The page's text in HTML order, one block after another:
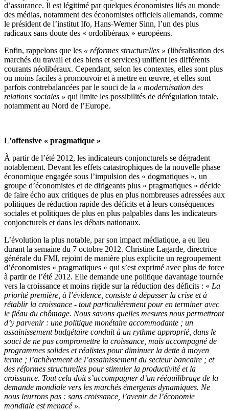
d’assurance. Il est légitimé par quelques économistes liés au monde
des médias, notamment des économistes officiels allemands, comme
le président de l’institut Ifo, Hans-Werner Sinn, l’un des plus
radicaux sans doute des « ordolibéraux » européens.
Enfin, rappelons que les « réformes structurelles » (libéralisation des
marchés du travail et des biens et services) unifient les différents
courants néolibéraux. Cependant, selon les contextes, elles sont plus
ou moins faciles à promouvoir et à mettre en œuvre, et elles sont
parfois contrebalancées par le souci de la « modernisation des
relations sociales » qui limite les possibilités de dérégulation totale,
notamment au Nord de l’Europe.
L’offensive « pragmatique »
À partir de l’été 2012, les indicateurs conjoncturels se dégradent
notablement. Devant les effets catastrophiques de la nouvelle phase
économique engagée sous l’impulsion des « dogmatiques », un
groupe d’économistes et de dirigeants plus « pragmatiques » décide
de faire écho aux critiques de plus en plus nombreuses adressées aux
politiques de réduction rapide des déficits et à leurs conséquences
sociales et politiques de plus en plus palpables dans les indicateurs
conjoncturels et dans les débats nationaux.
L’évolution la plus notable, par son impact médiatique, a eu lieu
durant la semaine du 7 octobre 2012. Christine Lagarde, directrice
générale du FMI, rejoint de manière plus explicite un regroupement
d’économistes « pragmatiques » qui s’est exprimé avec plus de force
à partir de l’été 2012. Elle demande une politique davantage tournée
vers la croissance et moins rigide sur la réduction des déficits : « La
priorité première, à l’évidence, consiste à dépasser la crise et à
rétablir la croissance ‑ tout particulièrement pour en terminer avec
le fléau du chômage. Nous savons quelles mesures nous permettront
d’y parvenir : une politique monétaire accommodante ; un
assainissement budgétaire conduit à un rythme approprié, dans le
souci de ne pas compromettre la croissance, mais accompagné de
programmes solides et réalistes pour diminuer la dette à moyen
terme ; l’achèvement de l’assainissement du secteur bancaire ; et
des réformes structurelles pour stimuler la productivité et la
croissance. Tout cela doit s’accompagner d’un rééquilibrage de la
demande mondiale vers les marchés émergents dynamiques. Ne
nous leurrons pas : sans croissance, l’avenir de l’économie
mondiale est menacé ».